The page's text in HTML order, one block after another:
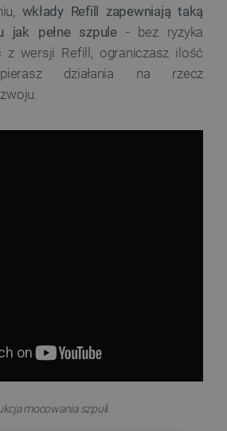
wkłady Refill zapewniają taką
jak pełne szpule- bez ryzyka
z wersji Refill, ograniczasz ilość
działania na rzecz
mocowania szpuli.